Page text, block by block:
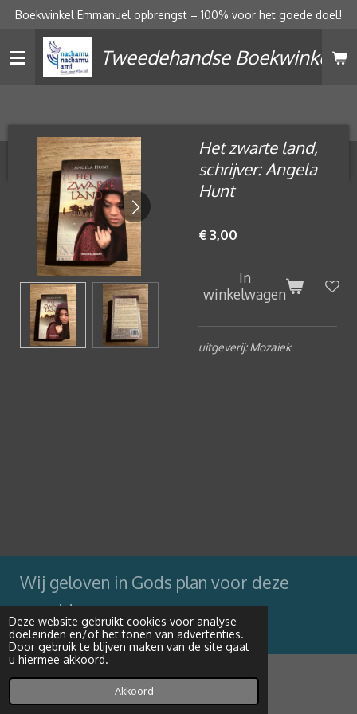
Deze website gebruikt cookies voor analyse-
doeleinden en/of het tonen van advertenties.
Door gebruik te blijven maken van de site gaat
u hiermee akkoord.
Akkoord
Ga
naar
hoofdinhoud
Tweedehandse Boekwinkel
Boekwinkel Emmanuel opbrengst = 100% voor het goede doel!
Het zwarte land,
schrijver: Angela
Hunt
€ 3,00
In
winkelwagen
uitgeverij: Mozaiek
Wij geloven in Gods plan voor deze
wereld
Powered byJouwWeb